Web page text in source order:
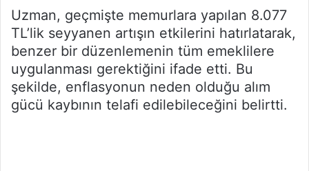
Uzman, geçmişte memurlara yapılan 8.077
TL’lik seyyanen artışın etkilerini hatırlatarak,
benzer bir düzenlemenin tüm emeklilere
uygulanması gerektiğini ifade etti. Bu
şekilde, enflasyonun neden olduğu alım
gücü kaybının telafi edilebileceğini belirtti.